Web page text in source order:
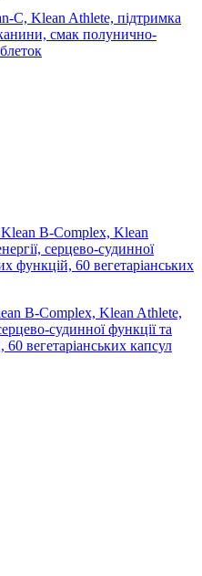
C, Klean Athlete, підтримка
смак полунично-
B-Complex, Klean Athlete,
судинної функції та
вегетаріанських капсул